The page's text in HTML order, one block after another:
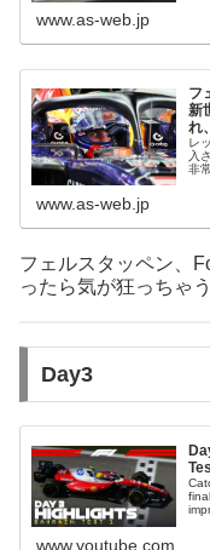
www.as-web.jp
フ
新
れ
レ
入
非
www.as-web.jp
フェルスタッペン、
ったら気が狂っちゃ
Day3
www.youtube.com